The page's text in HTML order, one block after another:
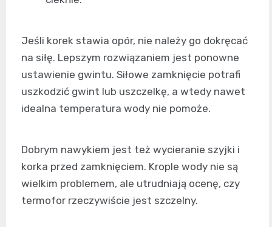
Jeśli korek stawia opór, nie należy go dokręcać
na siłę. Lepszym rozwiązaniem jest ponowne
ustawienie gwintu. Siłowe zamknięcie potrafi
uszkodzić gwint lub uszczelkę, a wtedy nawet
idealna temperatura wody nie pomoże.
Dobrym nawykiem jest też wycieranie szyjki i
korka przed zamknięciem. Krople wody nie są
wielkim problemem, ale utrudniają ocenę, czy
termofor rzeczywiście jest szczelny.